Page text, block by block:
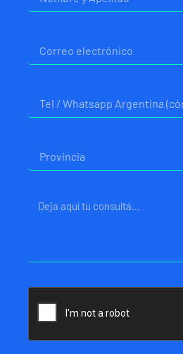
electrónico
Mensaje